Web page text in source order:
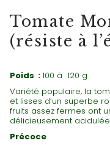
Tomate
(résiste à
Poids :100 à 120 g
Variété populaire, la
et lisses d’un superbe
fruits assez fermes ont
délicieusement
Précoce